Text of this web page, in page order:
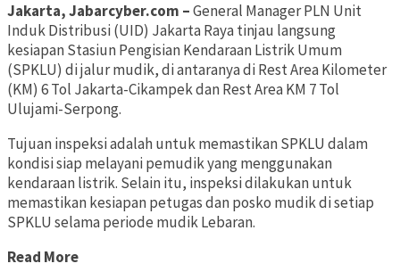
Jakarta, Jabarcyber.com –General Manager PLN Unit
Induk Distribusi (UID) Jakarta Raya tinjau langsung
kesiapan Stasiun Pengisian Kendaraan Listrik Umum
(SPKLU) di jalur mudik, di antaranya di Rest Area Kilometer
(KM) 6 Tol Jakarta-Cikampek dan Rest Area KM 7 Tol
Ulujami-Serpong.
Tujuan inspeksi adalah untuk memastikan SPKLU dalam
kondisi siap melayani pemudik yang menggunakan
kendaraan listrik. Selain itu, inspeksi dilakukan untuk
memastikan kesiapan petugas dan posko mudik di setiap
SPKLU selama periode mudik Lebaran.
Read More